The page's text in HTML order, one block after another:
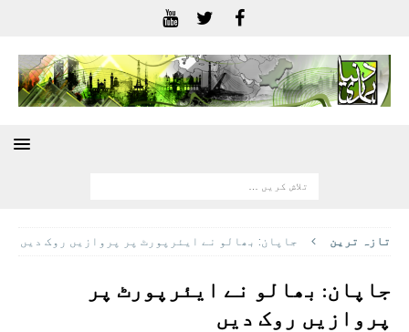
تازہ ترين جاپان: بھالو نے ایئرپورٹ پر پروازیں روک دیں
جاپان: بھالو نے ایئرپورٹ پر
پروازیں روک دیں